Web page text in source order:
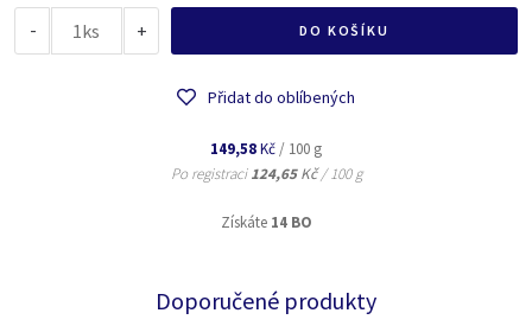
- ks + DO KOŠÍKU
Přidat do oblíbených
149,58Kč / 100 g
Po registraci124,65Kč / 100 g
Získáte 14 BO
Doporučené produkty